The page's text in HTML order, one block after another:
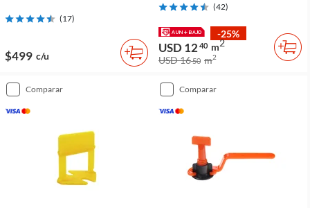
(17)
$499 c/u
(42)
-25%
USD 12 40 m2
USD 1650 m2
comparar comparar